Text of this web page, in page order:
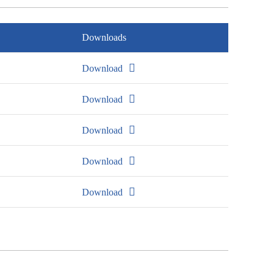
Downloads
Download
Download
Download
Download
Download